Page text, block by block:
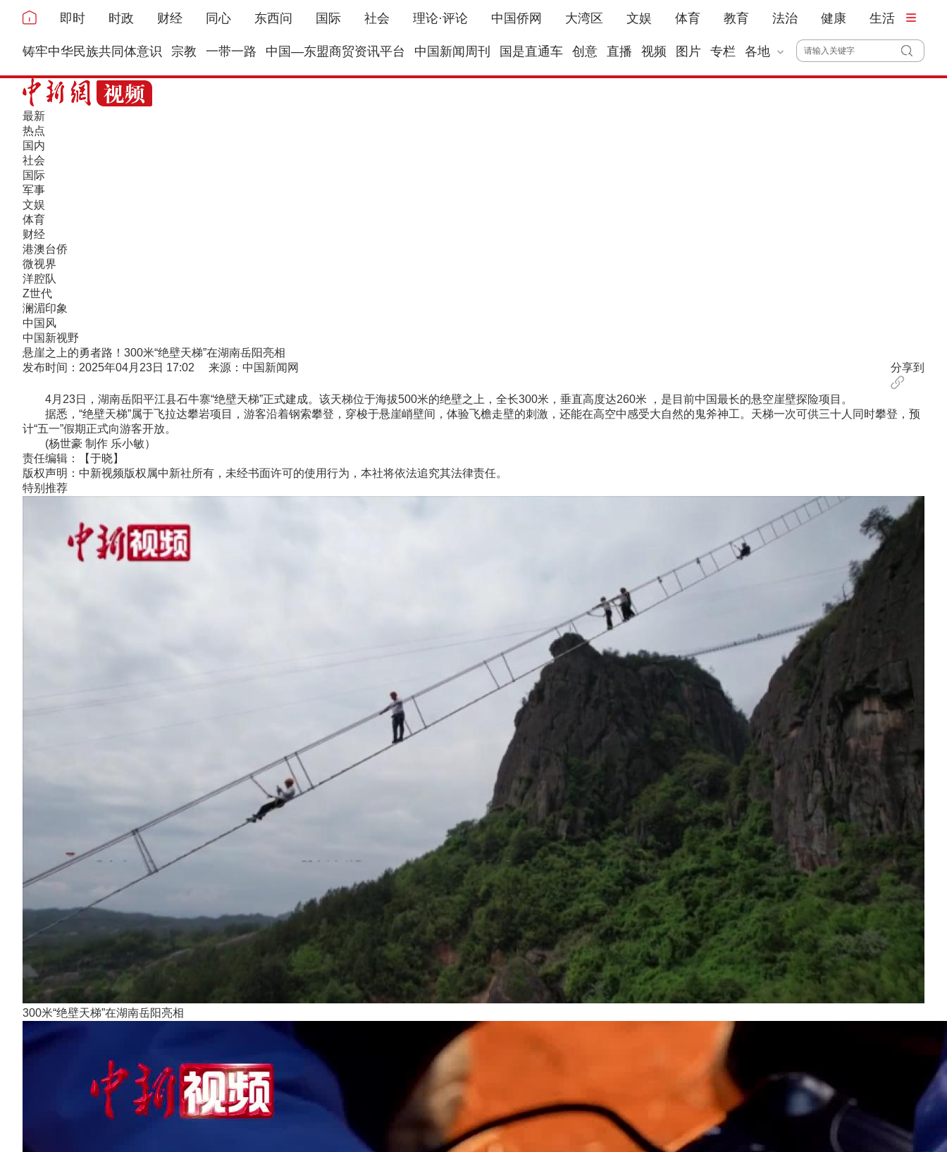
即时 时政 财经 同心 东西问 国际 社会 理论·评论 中国侨网 大湾区 文娱 体育 教育 法治 健康 生活
铸牢中华民族共同体意识 宗教 一带一路 中国—东盟商贸资讯平台 中国新闻周刊 国是直通车 创意 直播 视频 图片 专栏 各地
最新
热点
国内
社会
国际
军事
文娱
体育
财经
港澳台侨
微视界
洋腔队
Z世代
澜湄印象
中国风
中国新视野
悬崖之上的勇者路！300米“绝壁天梯”在湖南岳阳亮相
发布时间：2025年04月23日 17:02 来源：中国新闻网
分享到
4月23日，湖南岳阳平江县石牛寨“绝壁天梯”正式建成。该天梯位于海拔500米的绝壁之上，全长300米，垂直高度达260米 ，是目前中国最长的悬空崖壁探险项目。
据悉，“绝壁天梯”属于飞拉达攀岩项目，游客沿着钢索攀登，穿梭于悬崖峭壁间，体验飞檐走壁的刺激，还能在高空中感受大自然的鬼斧神工。天梯一次可供三十人同时攀登，预
计“五一”假期正式向游客开放。
(杨世豪 制作 乐小敏）
责任编辑：【于晓】
版权声明：中新视频版权属中新社所有，未经书面许可的使用行为，本社将依法追究其法律责任。
特别推荐
300米“绝壁天梯”在湖南岳阳亮相